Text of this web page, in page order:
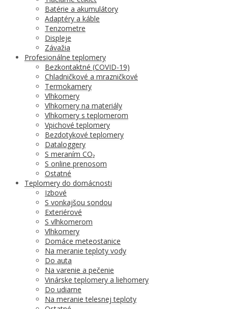
Batérie a akumulátory
Adaptéry a káble
Tenzometre
Displeje
Závažia
Profesionálne teplomery
Bezkontaktné (COVID-19)
Chladničkové a mrazničkové
Termokamery
Vlhkomery
Vlhkomery na materiály
Vlhkomery s teplomerom
Vpichové teplomery
Bezdotykové teplomery
Dataloggery
S meraním CO₂
S online prenosom
Ostatné
Teplomery do domácnosti
Izbové
S vonkajšou sondou
Exteriérové
S vlhkomerom
Vlhkomery
Domáce meteostanice
Na meranie teploty vody
Do auta
Na varenie a pečenie
Vinárske teplomery a liehomery
Do udiarne
Na meranie telesnej teploty